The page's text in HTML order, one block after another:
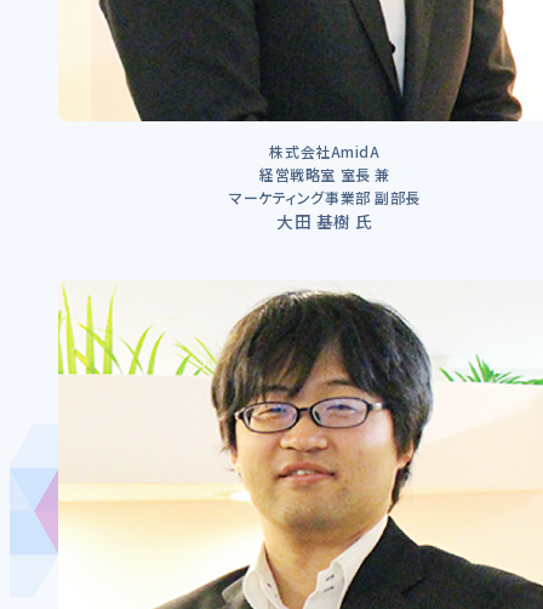
株式会社AmidA
経営戦略室 室長 兼
マーケティング事業部 副部長
大田 基樹 氏